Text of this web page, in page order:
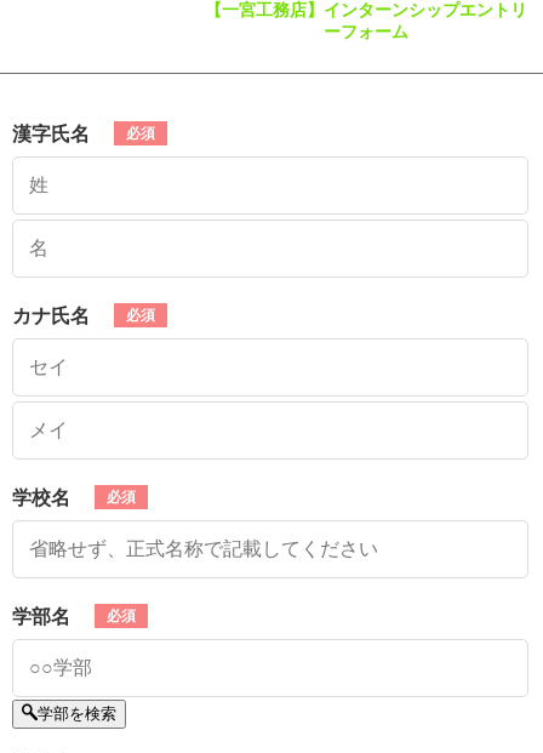
【一宮工務店】インターンシップエントリ
ーフォーム
漢字氏名
カナ氏名
学校名
学部名
学部を検索